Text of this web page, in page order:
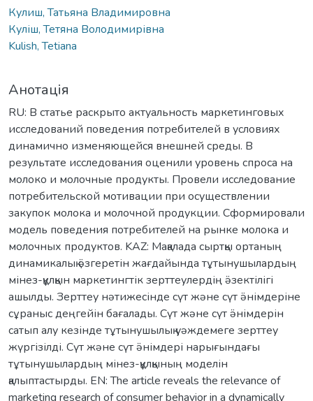
Кулиш, Татьяна Владимировна
Куліш, Тетяна Володимирівна
Kulish, Tetiana
Анотація
RU: В статье раскрыто актуальность маркетинговых
исследований поведения потребителей в условиях
динамично изменяющейся внешней среды. В
результате исследования оценили уровень спроса на
молоко и молочные продукты. Провели исследование
потребительской мотивации при осуществлении
закупок молока и молочной продукции. Сформировали
модель поведения потребителей на рынке молока и
молочных продуктов. KAZ: Мақалада сыртқы ортаның
динамикалық ӛзгеретін жағдайында тұтынушылардың
мінез-құлқын маркетингтік зерттеулердің ӛзектілігі
ашылды. Зерттеу нәтижесінде сүт және сүт ӛнімдеріне
сұраныс деңгейін бағалады. Сүт және сүт ӛнімдерін
сатып алу кезінде тұтынушылық уәждемеге зерттеу
жүргізілді. Сүт және сүт ӛнімдері нарығындағы
тұтынушылардың мінез-құлқының моделін
қалыптастырды. EN: The article reveals the relevance of
marketing research of consumer behavior in a dynamically